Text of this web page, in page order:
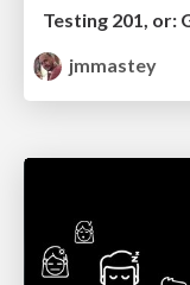
Testing 201, or:
jmmastey